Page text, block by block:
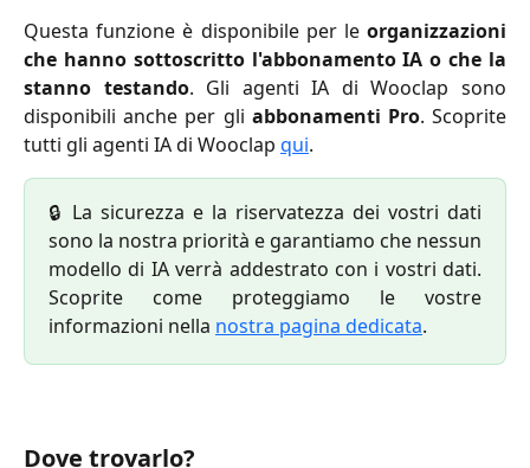
Questa funzione è disponibile per le organizzazioni
che hanno sottoscritto l'abbonamento IA o che la
stanno testando. Gli agenti IA di Wooclap sono
disponibili anche per gli abbonamenti Pro. Scoprite
tutti gli agenti IA di Wooclap qui.
🔒 La sicurezza e la riservatezza dei vostri dati
sono la nostra priorità e garantiamo che nessun
modello di IA verrà addestrato con i vostri dati.
Scoprite come proteggiamo le vostre
informazioni nella nostra pagina dedicata.
Dove trovarlo?